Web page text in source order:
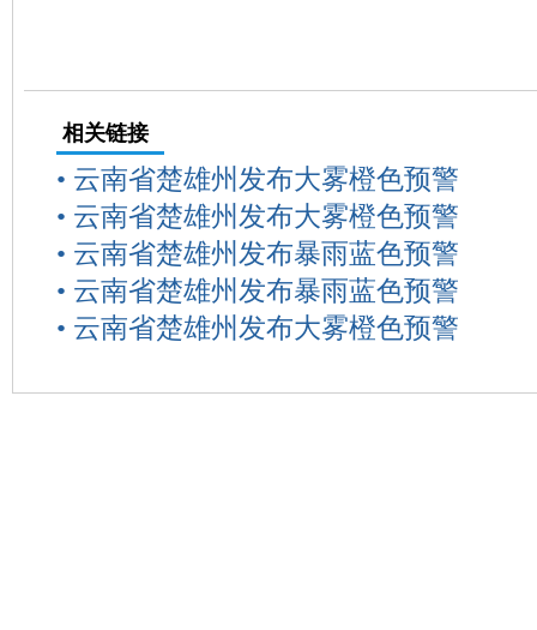
相关链接
• 云南省楚雄州发布大雾橙色预警
• 云南省楚雄州发布大雾橙色预警
• 云南省楚雄州发布暴雨蓝色预警
• 云南省楚雄州发布暴雨蓝色预警
• 云南省楚雄州发布大雾橙色预警